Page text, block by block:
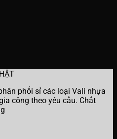
phối sỉ các loại Vali nhựa
công theo yêu cầu. Chất